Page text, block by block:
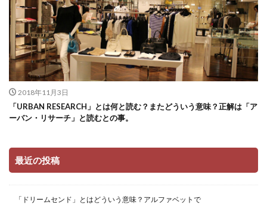
2018年11月3日
「URBAN RESEARCH」とは何と読む？またどういう意味？正解は「ア
ーバン・リサーチ」と読むとの事。
最近の投稿
「ドリームセンド」とはどういう意味？アルファベットで